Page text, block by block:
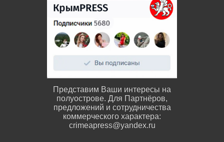
Представим Ваши интересы на
полуострове. Для Партнёров,
предложений и сотрудничества
коммерческого характера:
crimeapress@yandex.ru